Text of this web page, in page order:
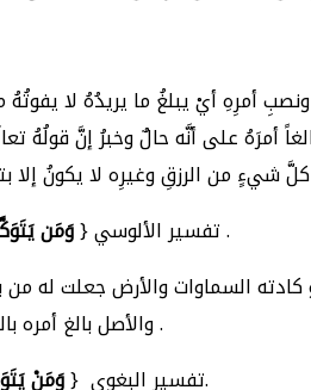
أمرِهِ أيْ يبلغُ ما يريدُهُ لا
أمرَهُ على أنَّه حالٌ وخبرُ إنَّ
شيءٍ من الرزقِ وغيرِه لا يكونُ إلا
تفسير الألوسي {وَمَن
} أي كافيه عز وجل في جميع أموره .
السماوات والأرض جعلت له من
والأصل بالغ أمره بالنصب كما قرأ به الأكثرون أي يبلغ ما يريده عز وجل ولا يفوته مراد .
تفسير البغوي {وَمَنْ } يتق الله فيما نابه كفاه ما أهمه.